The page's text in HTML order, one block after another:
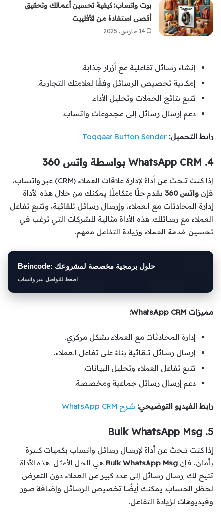
بوت واتساب: كيفية تحسين أعمالك وتحقيق
أقصى استفادة من الأفلييت
14 مارس، 2025
إنشاء رسائل تفاعلية مع أزرار جذابة.
إمكانية تخصيص الرسائل وفقًا لعلامتك التجارية.
تتبع نتائج الحملات وتحليل الأداء.
دعم إرسال رسائل إلى مجموعات واتساب.
رابط التحميل: Toggaar Button Sender
4. WhatsApp CRM بواسطة واتس 360
إذا كنت تبحث عن أداة لإدارة علاقات العملاء (CRM) عبر واتساب،
فإن واتس 360
يقدم حلًا متكاملًا. يمكنك من خلال هذه الأداة
إدارة المحادثات مع العملاء، وإرسال رسائل تلقائية، وتتبع تفاعل
العملاء مع رسائلك. هذه الأداة مثالية للشركات التي ترغب في
تحسين خدمة العملاء وزيادة التفاعل معهم.
Beincode: حلول برمجية مخصصة لمشروعك
اضغط للتواصل عبر واتساب
مميزات WhatsApp CRM:
إدارة المحادثات مع العملاء بشكل مركزي.
إرسال رسائل تلقائية بناءً على تفاعل العملاء.
تتبع تفاعل العملاء وتحليل البيانات.
دعم إرسال رسائل جماعية ومخصصة.
رابط الفيديو التوضيحي: شرح WhatsApp CRM
5. Bulk WhatsApp Msg
إذا كنت تبحث عن أداة لإرسال رسائل واتساب بكميات كبيرة
بأمان، فإن Bulk WhatsApp Msg هي الحل الأمثل. هذه الأداة
تتيح لك إرسال رسائل إلى عدد كبير من العملاء دون التعرض
لحظر الحساب. يمكنك أيضًا تخصيص الرسائل وإضافة صور
وفيديوهات لزيادة التفاعل.